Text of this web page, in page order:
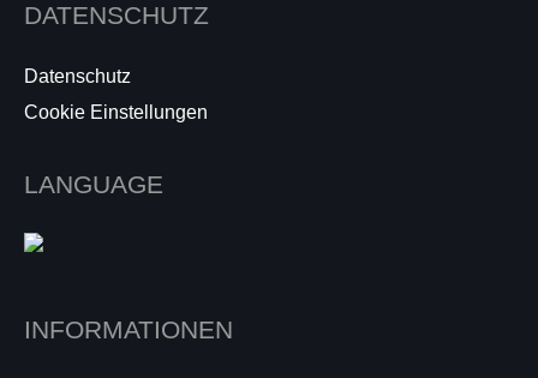
DATENSCHUTZ
Datenschutz
Cookie Einstellungen
LANGUAGE
INFORMATIONEN